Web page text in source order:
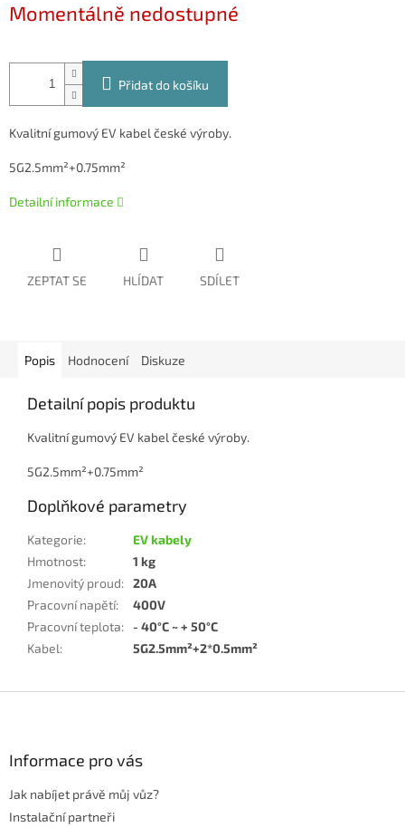
cena:
Momentálně nedostupné
Přidat do košíku
Kvalitní gumový EV kabel české výroby.
5G2.5mm²+0.75mm²
Detailní informace
ZEPTAT SE HLÍDAT SDÍLET
Popis Hodnocení Diskuze
Detailní popis produktu
Kvalitní gumový EV kabel české výroby.
5G2.5mm²+0.75mm²
Doplňkové parametry
Kategorie:
EV kabely
Hmotnost:
1 kg
Jmenovitý proud: 20A
Pracovní napětí:
400V
Pracovní teplota: - 40°C ~ + 50°C
Kabel: 5G2.5mm²+2*0.5mm²
Informace pro vás
Jak nabíjet právě můj vůz?
Instalační partneři